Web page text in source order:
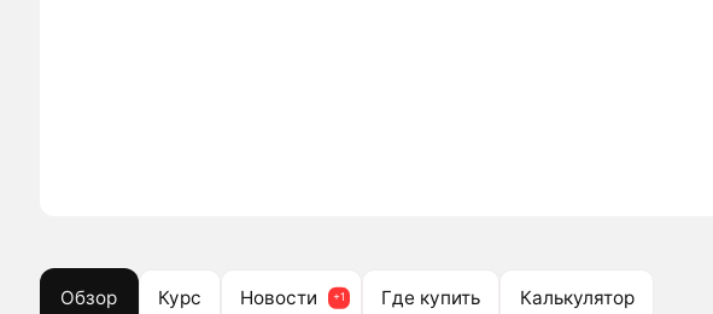
Обзор Курс Новости Где купить Калькулятор